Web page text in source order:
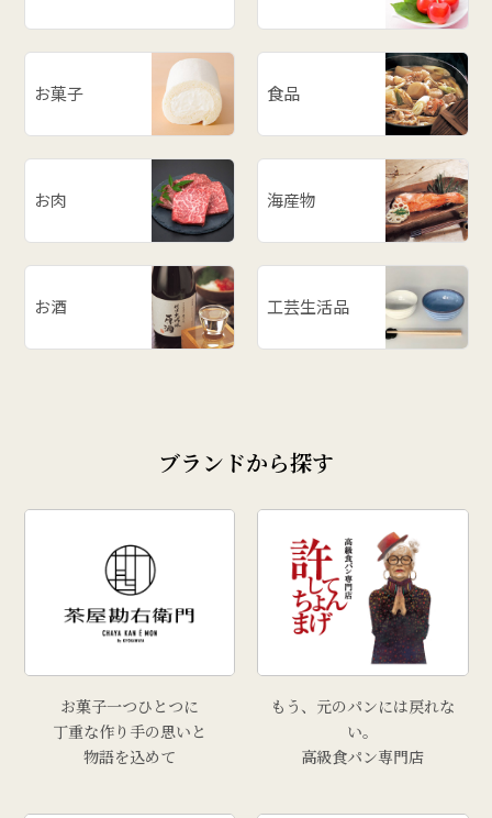
お菓子 食品
お肉 海産物
お酒 工芸生活品
ブランドから探す
お菓子一つひとつに
丁重な作り手の思いと
物語を込めて
もう、元のパンには戻れな
い。
高級食パン専門店